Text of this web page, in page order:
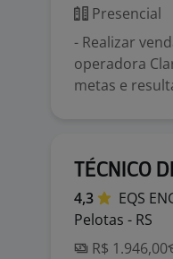
Presencial
- Realizar
operadora
metas e
TÉCNICO
4,3 EQS
Pelotas - RS
R$ 1.946,00